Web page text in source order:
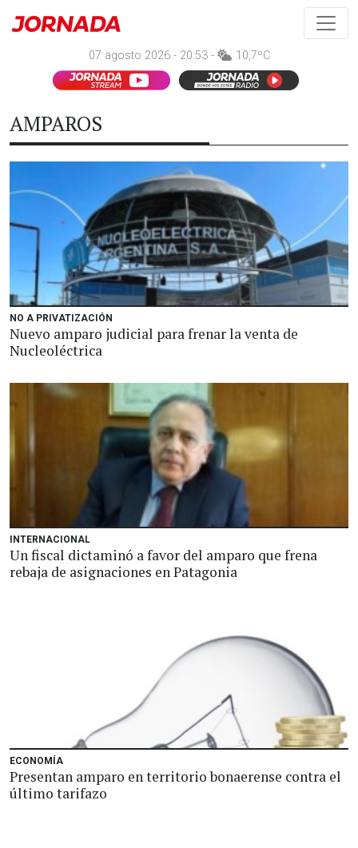
07 agosto 2026 - 20:53 - 10,7ºC
AMPAROS
NO A PRIVATIZACIÓN
Nuevo amparo judicial para frenar la venta de
Nucleoléctrica
INTERNACIONAL
Un fiscal dictaminó a favor del amparo que frena
rebaja de asignaciones en Patagonia
ECONOMÍA
Presentan amparo en territorio bonaerense contra el
último tarifazo